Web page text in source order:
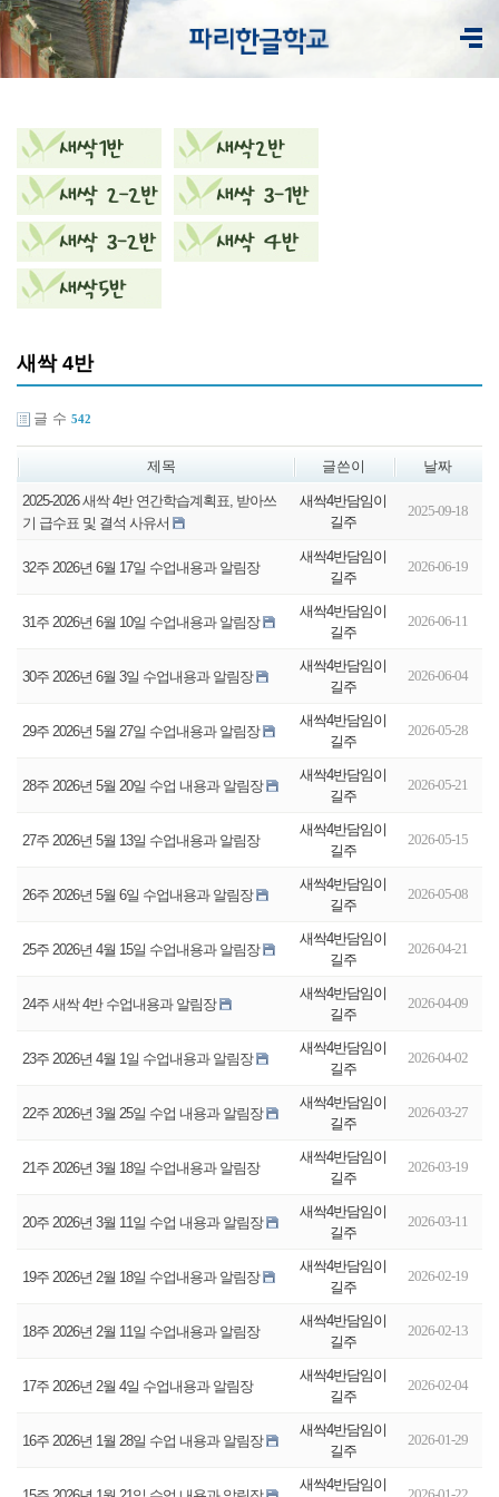
새싹 4반
글 수 542
제목 글쓴이 날짜
2025-2026 새싹 4반 연간학습계획표, 받아쓰
기 급수표 및 결석 사유서
새싹4반담임이
길주
2025-09-18
32주 2026년 6월 17일 수업내용과 알림장
새싹4반담임이
길주
2026-06-19
31주 2026년 6월 10일 수업내용과 알림장
새싹4반담임이
길주
2026-06-11
30주 2026년 6월 3일 수업내용과 알림장
새싹4반담임이
길주
2026-06-04
29주 2026년 5월 27일 수업내용과 알림장
새싹4반담임이
길주
2026-05-28
28주 2026년 5월 20일 수업 내용과 알림장
새싹4반담임이
길주
2026-05-21
27주 2026년 5월 13일 수업내용과 알림장
새싹4반담임이
길주
2026-05-15
26주 2026년 5월 6일 수업내용과 알림장
새싹4반담임이
길주
2026-05-08
25주 2026년 4월 15일 수업내용과 알림장
새싹4반담임이
길주
2026-04-21
24주 새싹 4반 수업내용과 알림장
새싹4반담임이
길주
2026-04-09
23주 2026년 4월 1일 수업내용과 알림장
새싹4반담임이
길주
2026-04-02
22주 2026년 3월 25일 수업 내용과 알림장
새싹4반담임이
길주
2026-03-27
21주 2026년 3월 18일 수업내용과 알림장
새싹4반담임이
길주
2026-03-19
20주 2026년 3월 11일 수업 내용과 알림장
새싹4반담임이
길주
2026-03-11
19주 2026년 2월 18일 수업내용과 알림장
새싹4반담임이
길주
2026-02-19
18주 2026년 2월 11일 수업내용과 알림장
새싹4반담임이
길주
2026-02-13
17주 2026년 2월 4일 수업내용과 알림장
새싹4반담임이
길주
2026-02-04
16주 2026년 1월 28일 수업 내용과 알림장
새싹4반담임이
길주
2026-01-29
새싹4반담임이